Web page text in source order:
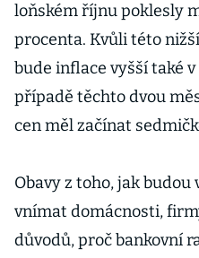
loňském říjnu poklesly
procenta. Kvůli této
bude inflace vyšší také
případě těchto dvou
cen měl začínat
Obavy z toho, jak
vnímat domácnosti,
důvodů, proč bankovní